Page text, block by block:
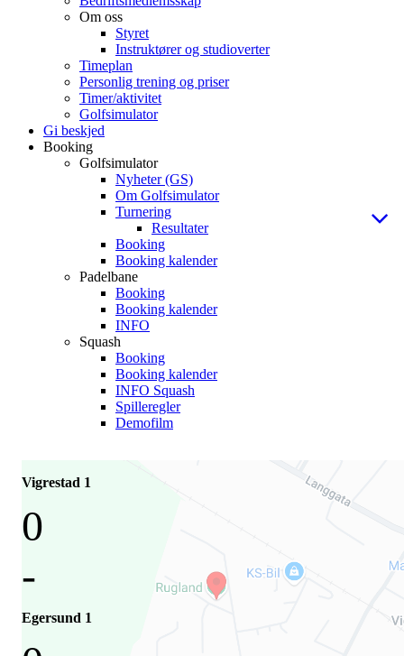
Om oss
Styret
Instruktører og studioverter
Timeplan
Personlig trening og priser
Timer/aktivitet
Golfsimulator
Gi beskjed
Booking
Golfsimulator
Nyheter (GS)
Om Golfsimulator
Turnering
Resultater
Booking
Booking kalender
Padelbane
Booking
Booking kalender
INFO
Squash
Booking
Booking kalender
INFO Squash
Spilleregler
Demofilm
Vigrestad 1
0
-
Egersund 1